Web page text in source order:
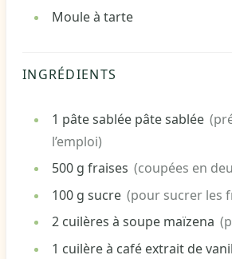
Moule à tarte
INGRÉDIENTS
1 pâte sablée pâte sablée
l’emploi)
500 g fraises (coupées en
100 g sucre (pour sucrer les
2 cuilères à soupe maïzena
1 cuilère à café extrait de